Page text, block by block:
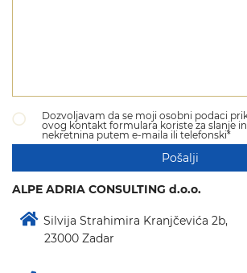
Dozvoljavam da se moji osobni podaci
ovog kontakt formulara koriste za slanje
nekretnina putem e-maila ili telefonski*
Pošalji
ALPE ADRIA CONSULTING d.o.o.
Silvija Strahimira Kranjčevića 2b,
23000 Zadar